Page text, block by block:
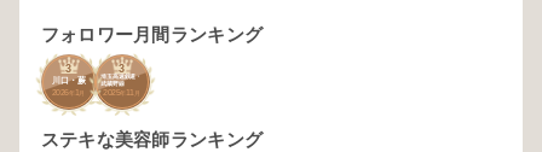
フォロワー月間ランキング
3
川口・蕨
2026年 1月
3
埼玉高速鉄道・
武蔵野線
2025年 11 月
ステキな美容師ランキング